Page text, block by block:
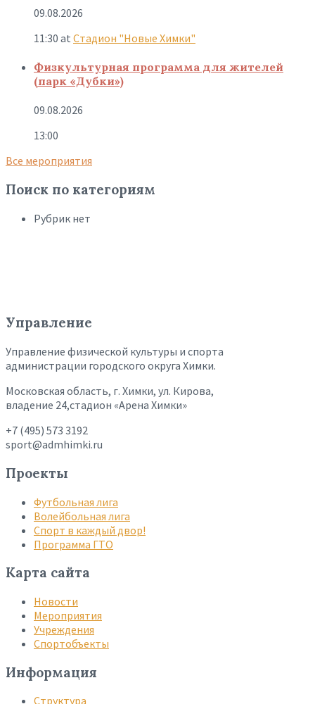
09.08.2026
11:30 at Стадион "Новые Химки"
Физкультурная программа для жителей
(парк «Дубки»)
09.08.2026
13:00
Все мероприятия
Поиск по категориям
Рубрик нет
Управление
Управление физической культуры и спорта
администрации городского округа Химки.
Московская область, г. Химки, ул. Кирова,
владение 24,стадион «Арена Химки»
+7 (495) 573 3192
sport@admhimki.ru
Проекты
Футбольная лига
Волейбольная лига
Спорт в каждый двор!
Программа ГТО
Карта сайта
Новости
Мероприятия
Учреждения
Спортобъекты
Информация
Структура